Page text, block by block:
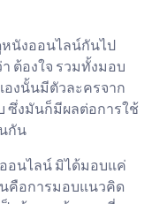
หนังออนไลน์กันไป
ต้องใจ รวมทั้งมอบ
องนั้นมีตัวละครจาก
ซึ่งมันก็มีผลต่อการใช้
กัน
อนไลน์ มิได้มอบแค่
นคือการมอบแนวคิด